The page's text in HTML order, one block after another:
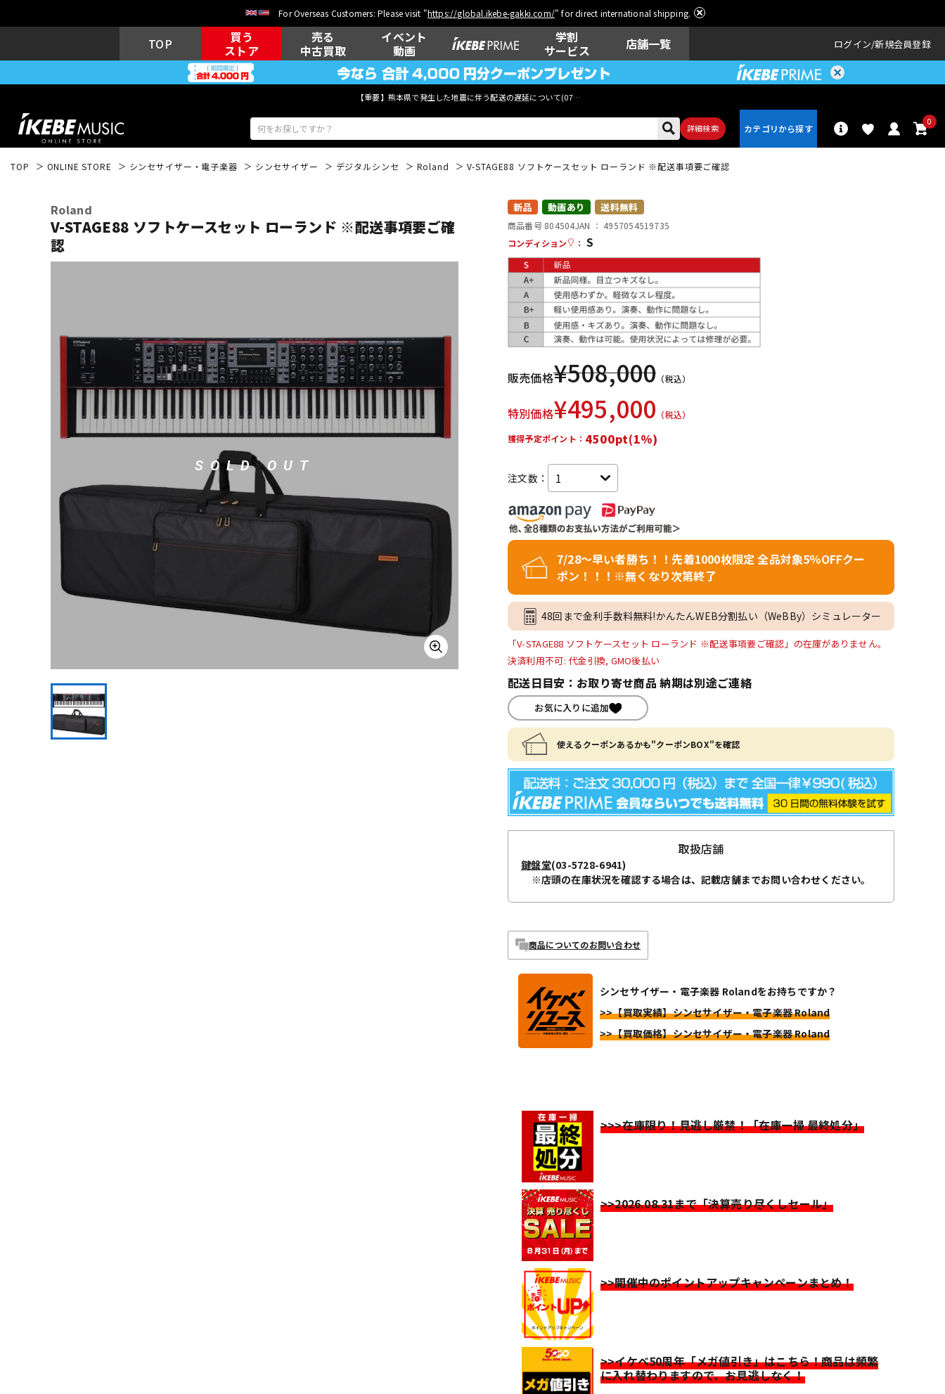
For Overseas Customers: Please visit "https://global.ikebe-gakki.com/" for direct international shipping.
TOP
買う
ストア
売る
中古買取
イベント
動画
学割
サービス
店舗一覧 ログイン 新規会員登録
【重要】熊本県で発生した地震に伴う配送の遅延について(07月29日
詳細検索
0
ウクレレ
キーボード 電子ピアノ 管楽器 その他楽器
イン納品
レコーディン
グ機器
配信/ライブ
機器
中古 ヴィンテージ
TOP ONLINE STORE シンセサイザー・電子楽器 シンセサイザー デジタルシンセ Roland V-STAGE88 ソフトケースセット ローランド ※配送事項要ご確認
Roland
V-STAGE88 ソフトケースセット ローランド ※配送事項要ご確
認
SOLD OUT
新品 動画あり 送料無料
商品番号 804504JAN ： 4957054519735
コンディション
： S
販売価格¥508,000 （税込）
特別価格¥495,000 （税込）
獲得予定ポイント： 4500pt(1%)
注文数：
7/28～早い者勝ち！！先着1000枚限定 全品対象5％OFFクー
ポン！！！※無くなり次第終了
48回まで金利手数料無料!かんたんWEB分割払い（WeBBy）シミュレーター
「V-STAGE88 ソフトケースセット ローランド ※配送事項要ご確認」の在庫がありません。
決済利用不可: 代金引換, GMO後払い
配送日目安：お取り寄せ商品 納期は別途ご連絡
お気に入りに追加
使えるクーポンあるかも"クーポンBOX"を確認
取扱店舗
鍵盤堂(03-5728-6941)
※店頭の在庫状況を確認する場合は、記載店舗までお問い合わせください。
商品についてのお問い合わせ
シンセサイザー・電子楽器 Rolandをお持ちですか？
>>【買取実績】シンセサイザー・電子楽器 Roland
>>【買取価格】シンセサイザー・電子楽器 Roland
>>>在庫限り！見逃し厳禁！「在庫一掃 最終処分」
>>2026.08.31まで「決算売り尽くしセール」
>>開催中のポイントアップキャンペーンまとめ！
>>イケベ50周年「メガ値引き」はこちら！商品は頻繁
に入れ替わりますので、お見逃しなく！